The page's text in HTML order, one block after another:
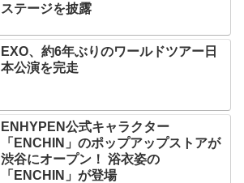
ステージを披露
EXO、約6年ぶりのワールドツアー日
本公演を完走
ENHYPEN公式キャラクター
「ENCHIN」のポップアップストアが
渋谷にオープン！ 浴衣姿の
「ENCHIN」が登場